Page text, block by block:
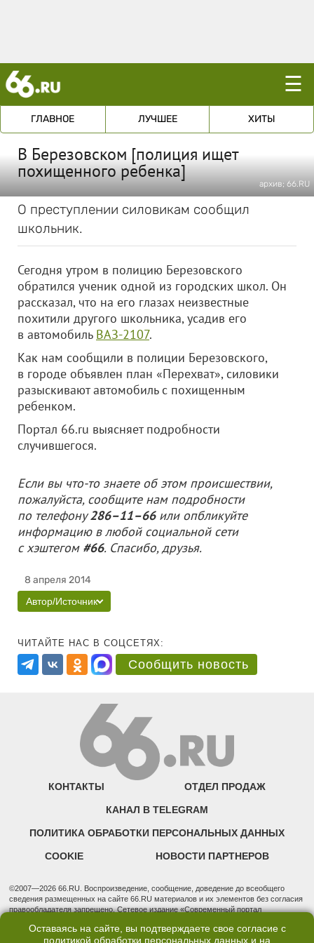
☰
ГЛАВНОЕ ЛУЧШЕЕ ХИТЫ
В Березовском [полиция ищет
похищенного ребенка]
архив; 66.RU
О преступлении силовикам сообщил
школьник.
Сегодня утром в полицию Березовского
обратился ученик одной из городских школ. Он
рассказал, что на его глазах неизвестные
похитили другого школьника, усадив его
в автомобиль ВАЗ-2107.
Как нам сообщили в полиции Березовского,
в городе объявлен план «Перехват», силовики
разыскивают автомобиль с похищенным
ребенком.
Портал 66.ru выясняет подробности
случившегося.
Если вы что-то знаете об этом происшествии,
пожалуйста, сообщите нам подробности
по телефону286–11–66 или опбликуйте
информацию в любой социальной сети
с хэштегом#66. Спасибо, друзья.
8 апреля 2014
Автор/Источник
ЧИТАЙТЕ НАС В СОЦСЕТЯХ:
Сообщить новость
КОНТАКТЫ ОТДЕЛ ПРОДАЖ
КАНАЛ В TELEGRAM
ПОЛИТИКА ОБРАБОТКИ ПЕРСОНАЛЬНЫХ ДАННЫХ
COOKIE НОВОСТИ ПАРТНЕРОВ
©2007—2026 66.RU. Воспроизведение, сообщение, доведение до всеобщего
сведения размещенных на сайте 66.RU материалов и их элементов без согласия
правообладателя запрещено. Сетевое издание «Современный портал
надзору в сфере связи, информационных технологий и массовых коммуникаций
(Роскомнадзор). Регистрационный номер ЭЛ № ФС 77 - 76634 от 02.09.2019
Оставаясь на сайте, вы подтверждаете свое согласие с
политикой обработки персональных данных и на